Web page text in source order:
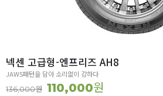
넥센 고급형-엔프리즈 AH8
JAWS패턴을 담아 소리없이 강하다
136,000원 110,000원